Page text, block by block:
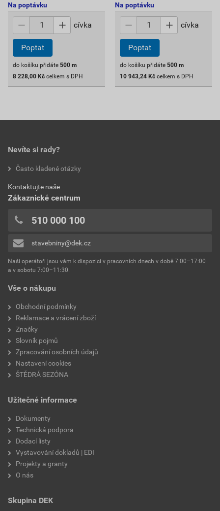
Na poptávku
cívka
Poptat
do košíku přidáte 500 m
8 228,00 Kč celkem s DPH
Na poptávku
cívka
Poptat
do košíku přidáte 500 m
10 943,24 Kč celkem s DPH
Vše o nákupu
Obchodní podmínky
Reklamace a vrácení zboží
Značky
Slovník pojmů
Zpracování osobních údajů
Nastavení cookies
ŠTĚDRÁ SEZÓNA
Užitečné informace
Dokumenty
Technická podpora
Dodací listy
Vystavování dokladů | EDI
Projekty a granty
O nás
Skupina DEK
Nevíte si rady?
Často kladené otázky
Kontaktujte naše
Zákaznické centrum
510 000 100
stavebniny@dek.cz
Naši operátoři jsou vám k dispozici v pracovních dnech v době 7:00–17:00
a v sobotu 7:00–11:30.